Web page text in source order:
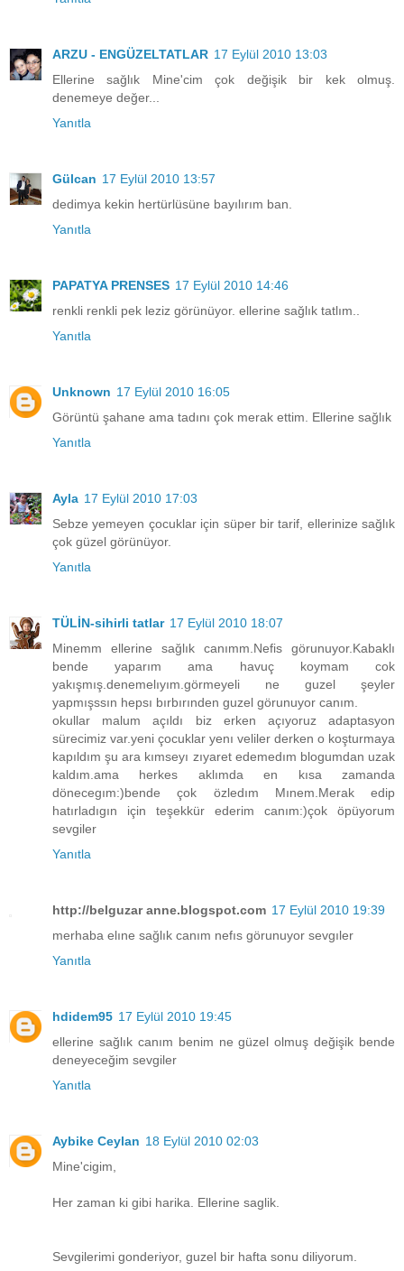
ARZU - ENGÜZELTATLAR 17 Eylül 2010 13:03
Ellerine sağlık Mine'cim çok değişik bir kek olmuş.
denemeye değer...
Yanıtla
Gülcan 17 Eylül 2010 13:57
dedimya kekin hertürlüsüne bayılırım ban.
Yanıtla
PAPATYA PRENSES 17 Eylül 2010 14:46
renkli renkli pek leziz görünüyor. ellerine sağlık tatlım..
Yanıtla
Unknown 17 Eylül 2010 16:05
Görüntü şahane ama tadını çok merak ettim. Ellerine sağlık
Yanıtla
Ayla 17 Eylül 2010 17:03
Sebze yemeyen çocuklar için süper bir tarif, ellerinize sağlık
çok güzel görünüyor.
Yanıtla
TÜLİN-sihirli tatlar 17 Eylül 2010 18:07
Minemm ellerine sağlık canımm.Nefis görunuyor.Kabaklı
bende yaparım ama havuç koymam cok
yakışmış.denemelıyım.görmeyeli ne guzel şeyler
yapmışssın hepsı bırbırınden guzel görunuyor canım.
okullar malum açıldı biz erken açıyoruz adaptasyon
sürecimiz var.yeni çocuklar yenı veliler derken o koşturmaya
kapıldım şu ara kımseyı zıyaret edemedım blogumdan uzak
kaldım.ama herkes aklımda en kısa zamanda
dönecegım:)bende çok özledım Mınem.Merak edip
hatırladıgın için teşekkür ederim canım:)çok öpüyorum
sevgiler
Yanıtla
http://belguzar anne.blogspot.com 17 Eylül 2010 19:39
merhaba elıne sağlık canım nefıs görunuyor sevgıler
Yanıtla
hdidem95 17 Eylül 2010 19:45
ellerine sağlık canım benim ne güzel olmuş değişik bende
deneyeceğim sevgiler
Yanıtla
Aybike Ceylan 18 Eylül 2010 02:03
Mine'cigim,
Her zaman ki gibi harika. Ellerine saglik.
Sevgilerimi gonderiyor, guzel bir hafta sonu diliyorum.